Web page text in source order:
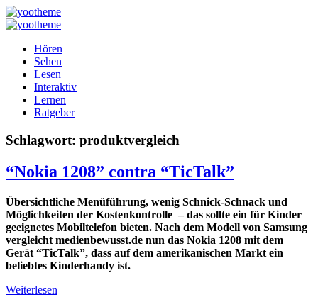
Hören
Sehen
Lesen
Interaktiv
Lernen
Ratgeber
Schlagwort: produktvergleich
“Nokia 1208” contra “TicTalk”
Übersichtliche Menüführung, wenig Schnick-Schnack und
Möglichkeiten der Kostenkontrolle – das sollte ein für Kinder
geeignetes Mobiltelefon bieten. Nach dem Modell von Samsung
vergleicht medienbewusst.de nun das Nokia 1208 mit dem
Gerät “TicTalk”, dass auf dem amerikanischen Markt ein
beliebtes Kinderhandy ist.
Weiterlesen